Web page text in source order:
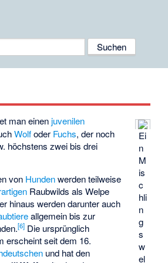
Ei
n
M
is
c
hli
n
g
s
w
el
man einen juvenilen
Wolfoder Fuchs, der noch
höchstens zwei bis drei
von Hundenwerden teilweise
Raubwilds als Welpe
hinaus werden darunter auch
allgemein bis zur
[6] Die ursprünglich
erscheint seit dem 16.
und hat den